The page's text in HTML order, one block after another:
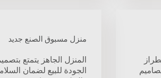
منزل مسبوق الصنع جديد
المنزل الجاهز يتمتع
الجودة للبيع لضمان